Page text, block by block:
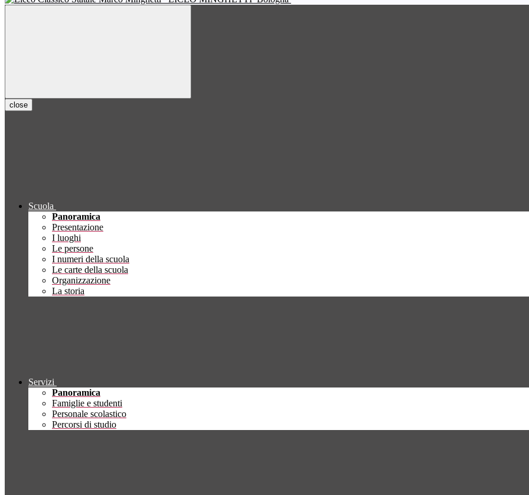
close
Scuola
Panoramica
Presentazione
I luoghi
Le persone
I numeri della scuola
Le carte della scuola
Organizzazione
La storia
Servizi
Panoramica
Famiglie e studenti
Personale scolastico
Percorsi di studio